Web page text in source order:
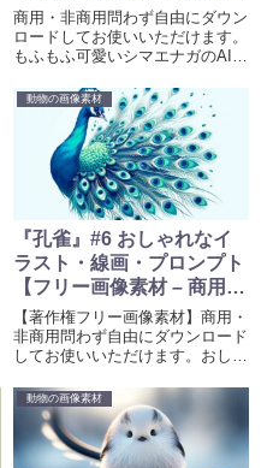
可】
商用・非商用問わず自由にダウン
ロードしてお使いいただけます。
もふもふ可愛いシマエナガのAI生
います。待ち受け、壁紙、プロジ
ェクトや創造的な取り組みに彩り
を加えるために、ぜひお使いくだ
さい。画像生成時のプロンプトも
掲載しています。
動物の画像素材
『孔雀』#6 おしゃれなイ
ラスト・線画・プロンプト
【フリー画像素材 – 商用利
用可】
【著作権フリー画像素材】商用・
非商用問わず自由にダウンロード
してお使いいただけます。おしゃ
画を無料素材として提供していま
す。待ち受け、壁紙、創作、プロ
ジェクトや創造的な取り組みに彩
りを加えるために、ぜひお使いく
動物の画像素材